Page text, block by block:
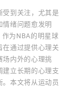
到关注，尤其是
绪问题愈发明
为NBA的明星球
在通过提供心理关
场内外的心理挑
建立长期的心理支
本文将从运动员